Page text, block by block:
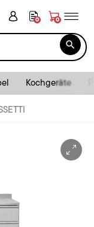
0 0

Kochgeräte